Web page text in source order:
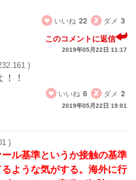
いいね 22 ダメ 3
このコメントに返信
2019年05月22日 11:17
)
！
いいね 6 ダメ 2
2019年05月22日 19:01
)
ル基準というか接触の基準
ような気がする。海外に行